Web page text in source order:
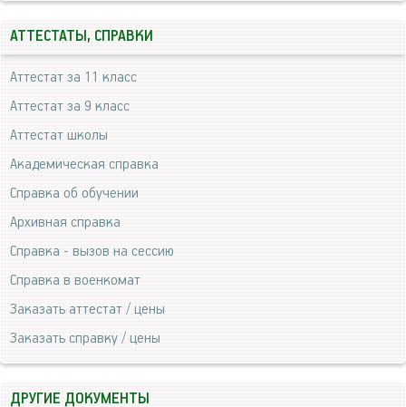
АТТЕСТАТЫ, СПРАВКИ
Аттестат за 11 класс
Аттестат за 9 класс
Аттестат школы
Академическая справка
Справка об обучении
Архивная справка
Справка - вызов на сессию
Справка в военкомат
Заказать аттестат / цены
Заказать справку / цены
ДРУГИЕ ДОКУМЕНТЫ